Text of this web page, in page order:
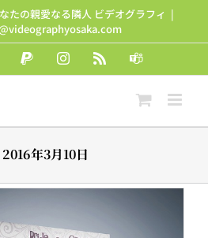
たの親愛なる隣人 ビデオグラフィ |
PayPalInstagram Teams
2016年3月10日